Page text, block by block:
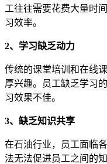
工往往需要花费大量时
习效率。
2、学习缺乏动力
传统的课堂培训和在线
厚兴趣。员工缺乏学习
习效果不佳。
3、缺乏知识共享
在石油行业，员工面临
法无法促进员工之间的